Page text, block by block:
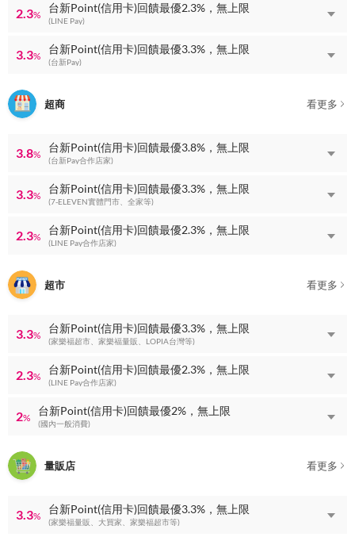
2.3%
台新Point(信用卡)回饋最優2.3%，無上限
(LINE Pay)
3.3%
台新Point(信用卡)回饋最優3.3%，無上限
(台新Pay)
超商 看更多
3.8%
台新Point(信用卡)回饋最優3.8%，無上限
(台新Pay合作店家)
3.3%
台新Point(信用卡)回饋最優3.3%，無上限
(7-ELEVEN實體門市、全家等)
2.3%
台新Point(信用卡)回饋最優2.3%，無上限
(LINE Pay合作店家)
超市 看更多
3.3%
台新Point(信用卡)回饋最優3.3%，無上限
(家樂福超市、家樂福量販、LOPIA台灣等)
2.3%
台新Point(信用卡)回饋最優2.3%，無上限
(LINE Pay合作店家)
2%
台新Point(信用卡)回饋最優2%，無上限
(國內一般消費)
量販店 看更多
3.3%
台新Point(信用卡)回饋最優3.3%，無上限
(家樂福量販、大買家、家樂福超市等)